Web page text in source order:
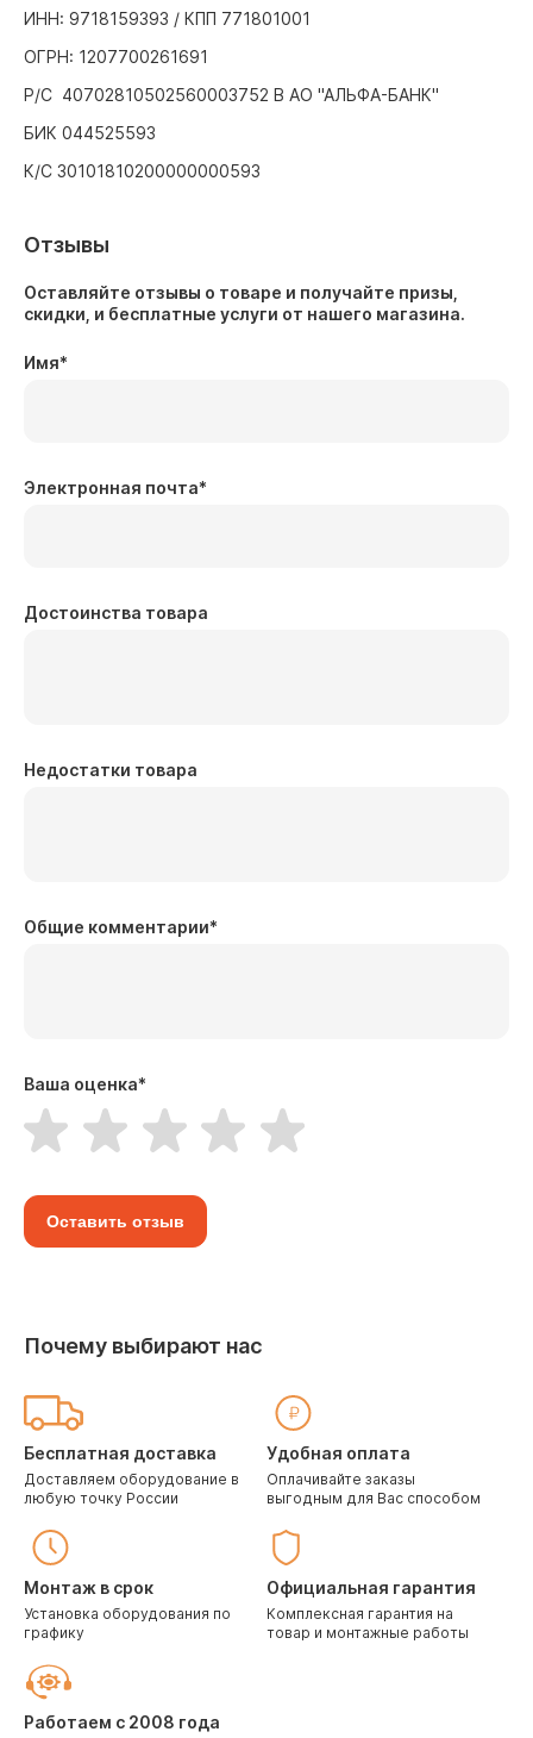
ИНН: 9718159393 / КПП 771801001
ОГРН: 1207700261691
Р/С 40702810502560003752 В АО "АЛЬФА-БАНК"
БИК 044525593
К/С 30101810200000000593
Отзывы
Оставляйте отзывы о товаре и получайте призы,
скидки, и бесплатные услуги от нашего магазина.
Имя*
Электронная почта*
Достоинства товара
Недостатки товара
Общие комментарии*
Ваша оценка*
Оставить отзыв
Почему выбирают нас
Бесплатная доставка
Доставляем оборудование в
любую точку России
Удобная оплата
Оплачивайте заказы
выгодным для Вас способом
Монтаж в срок
Установка оборудования по
графику
Официальная гарантия
Комплексная гарантия на
товар и монтажные работы
Работаем с 2008 года